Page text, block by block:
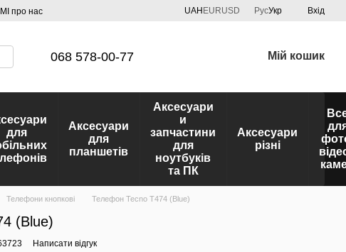
про нас
UAH EURUSD РусУкр Вхід
068 578-00-77 Мій кошик
для
Аксесуари
для
планшетів
Аксесуари
и
запчастини
для
ноутбуків
та ПК
Аксесуари
різні
Телефони кнопкові Телефон Tecno T474 (Blue)
(Blue)
Написати відгук